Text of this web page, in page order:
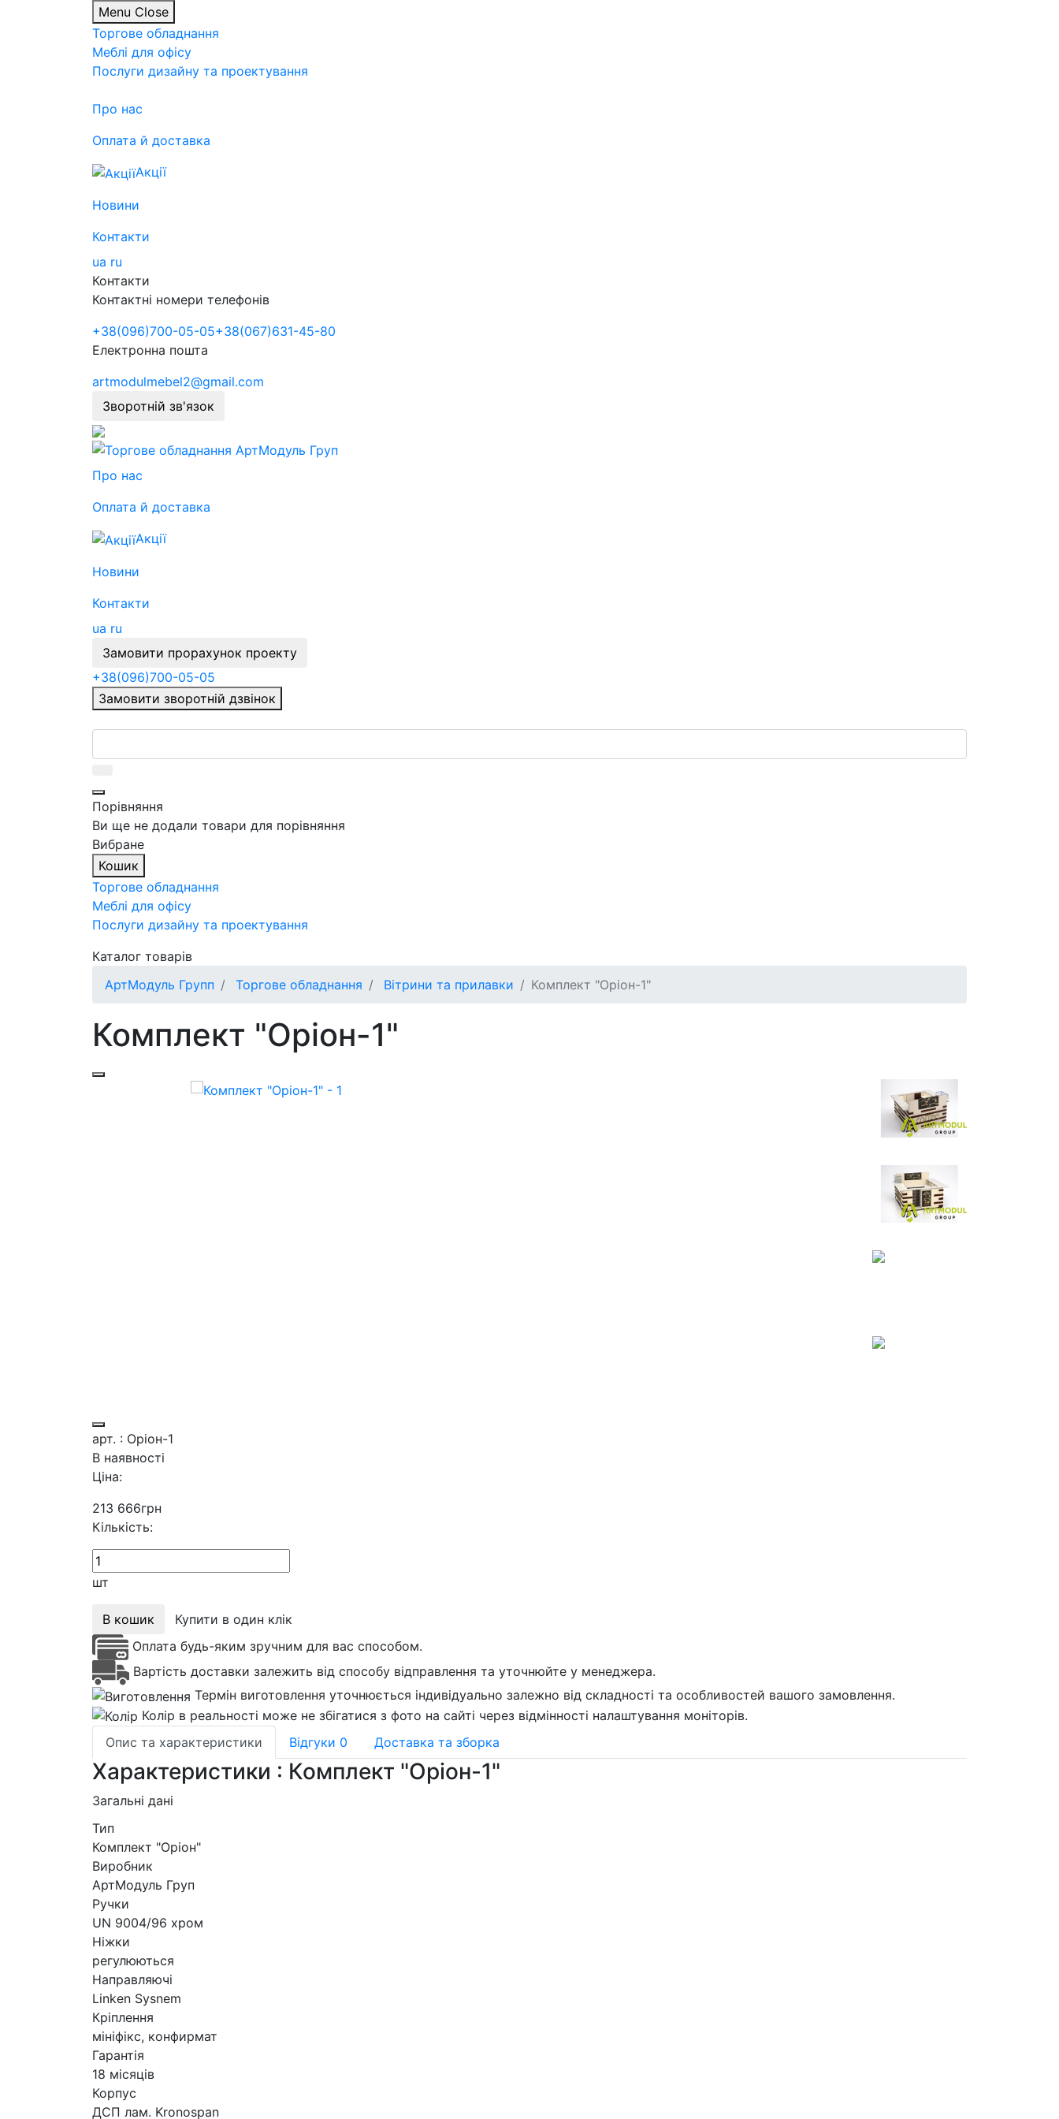
Menu Close
Торгове обладнання
Меблі для офісу
Послуги дизайну та проектування
Про нас
Оплата й доставка
Акції
Новини
Контакти
ua ru
Контакти
Контактні номери телефонів
+38(096)700-05-05+38(067)631-45-80
Електронна пошта
artmodulmebel2@gmail.com
Зворотній зв'язок
Про нас
Оплата й доставка
Акції
Новини
Контакти
ua ru
Замовити прорахунок проекту
+38(096)700-05-05
Замовити зворотній дзвінок
Порівняння
Ви ще не додали товари для порівняння
Вибране
Кошик
Торгове обладнання
Меблі для офісу
Послуги дизайну та проектування
Каталог товарів
АртМодуль Групп
Торгове обладнання Вітрини та прилавки Комплект "Оріон-1"
Комплект "Оріон-1"
арт. : Оріон-1
В наявності
Ціна:
213 666грн
Кількість:
шт
В кошик
Купити в один клік
Оплата будь-яким зручним для вас способом.
Вартість доставки залежить від способу відправлення та уточнюйте у менеджера.
Термін виготовлення уточнюється індивідуально залежно від складності та особливостей вашого замовлення.
Колір в реальності може не збігатися з фото на сайті через відмінності налаштування моніторів.
Опис та характеристики
Відгуки 0 Доставка та зборка
Характеристики : Комплект "Оріон-1"
Загальні дані
Тип
Комплект "Оріон"
Виробник
АртМодуль Груп
Ручки
UN 9004/96 хром
Ніжки
регулюються
Направляючі
Linken Sysnem
Кріплення
мініфікс, конфирмат
Гарантія
18 місяців
Корпус
ДСП лам. Kronospan